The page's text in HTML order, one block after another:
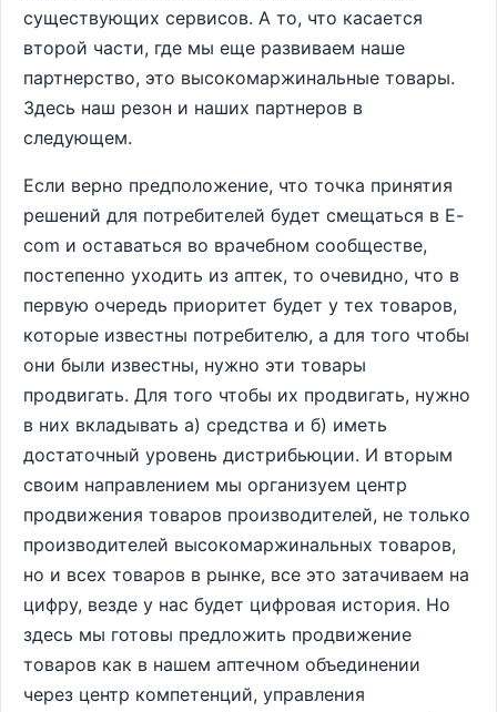
существующих сервисов. А то, что касается
второй части, где мы еще развиваем наше
партнерство, это высокомаржинальные товары.
Здесь наш резон и наших партнеров в
следующем.
Если верно предположение, что точка принятия
решений для потребителей будет смещаться в E-
com и оставаться во врачебном сообществе,
постепенно уходить из аптек, то очевидно, что в
первую очередь приоритет будет у тех товаров,
которые известны потребителю, а для того чтобы
они были известны, нужно эти товары
продвигать. Для того чтобы их продвигать, нужно
в них вкладывать а) средства и б) иметь
достаточный уровень дистрибьюции. И вторым
своим направлением мы организуем центр
продвижения товаров производителей, не только
производителей высокомаржинальных товаров,
но и всех товаров в рынке, все это затачиваем на
цифру, везде у нас будет цифровая история. Но
здесь мы готовы предложить продвижение
товаров как в нашем аптечном объединении
через центр компетенций, управления